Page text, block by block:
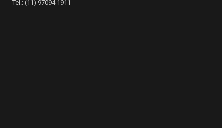
Tel.: (11) 97094-1911